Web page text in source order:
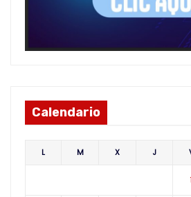
Calendario
L M X J
1